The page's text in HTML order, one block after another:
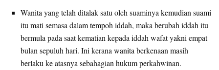
Wanita yang telah ditalak satu oleh suaminya kemudian suami
itu mati semasa dalam tempoh iddah, maka berubah iddah itu
bermula pada saat kematian kepada iddah wafat yakni empat
bulan sepuluh hari. Ini kerana wanita berkenaan masih
berlaku ke atasnya sebahagian hukum perkahwinan.